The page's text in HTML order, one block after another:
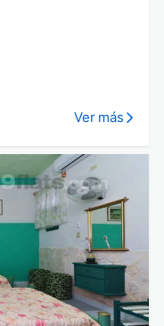
Ver más